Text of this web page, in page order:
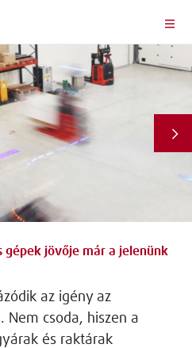
gépek jövője már a jelenünk
az igény az
csoda, hiszen a
és raktárak